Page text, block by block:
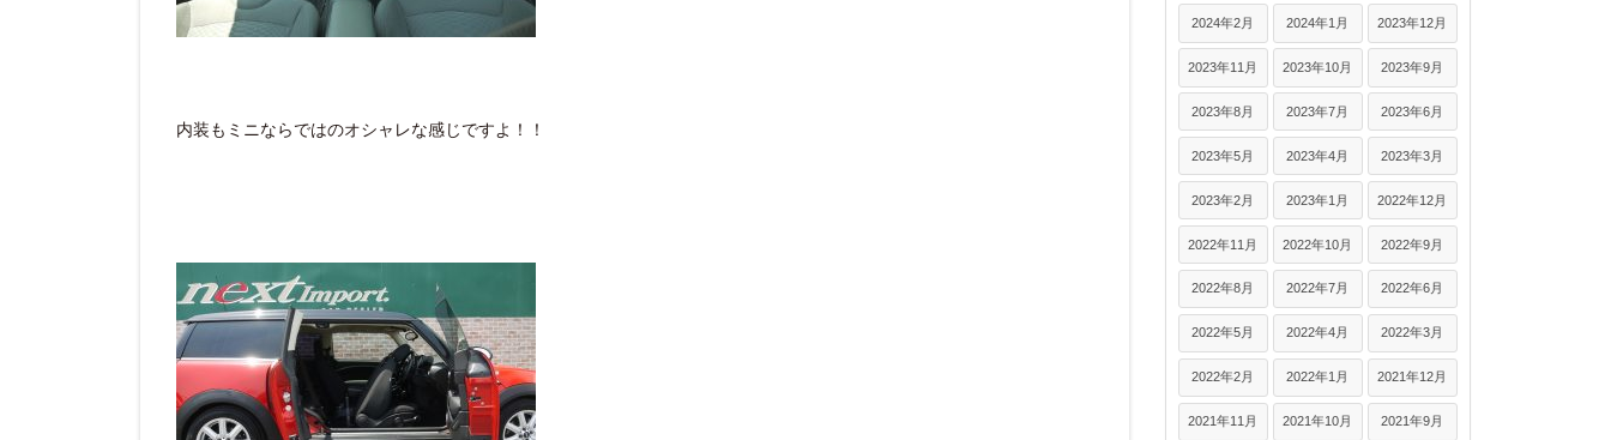
内装もミニならではのオシャレな感じですよ！！
2024年2月 2024年1月 2023年12月
2023年11月 2023年10月 2023年9月
2023年8月 2023年7月 2023年6月
2023年5月 2023年4月 2023年3月
2023年2月 2023年1月 2022年12月
2022年11月 2022年10月 2022年9月
2022年8月 2022年7月 2022年6月
2022年5月 2022年4月 2022年3月
2022年2月 2022年1月 2021年12月
2021年11月 2021年10月 2021年9月